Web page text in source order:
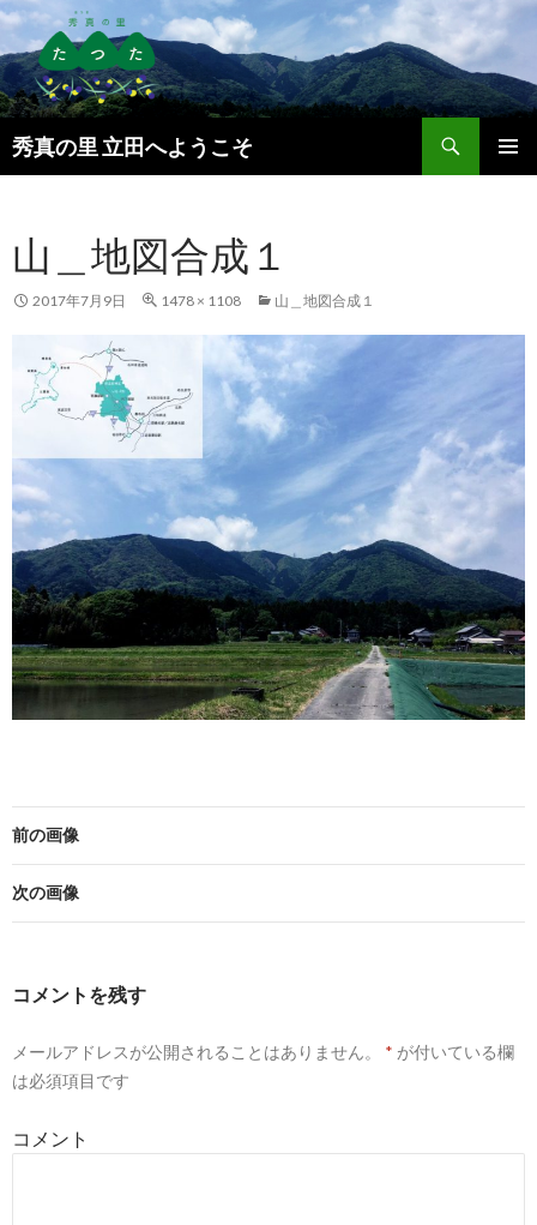
秀真の里 立田へようこそ
索
ン
ツ
へ
山＿地図合成１
2017年7月9日 1478 × 1108 山＿地図合成１
前の画像
次の画像
コメントを残す
メールアドレスが公開されることはありません。 * が付いている欄
は必須項目です
コメント